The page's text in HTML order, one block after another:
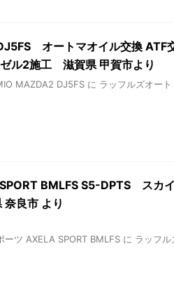
オートマオイル交換
ル2施工 滋賀県 甲賀市より
MAZDA2 DJ5FS に ラッフルズオー
SPORT BMLFS S5-DPTS ス
良市 より
ツ AXELA SPORT BMLFS に ラッフ